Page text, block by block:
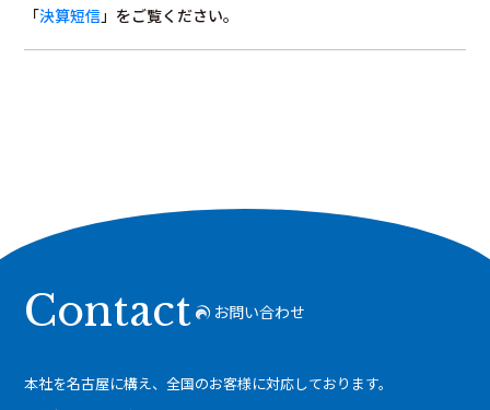
「決算短信」をご覧ください。
Contact お問い合わせ
本社を名古屋に構え、全国のお客様に対応しております。